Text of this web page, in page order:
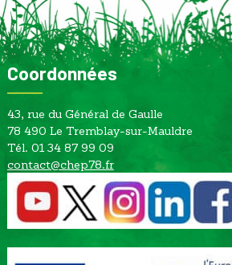
Coordonnées
43, rue du Général de Gaulle
78 490 Le Tremblay-sur-Mauldre
Tél. 01 34 87 99 09
contact@chep78.fr